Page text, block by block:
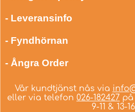
- Leveransinfo
- Fyndhörnan
- Ångra Order
Vår kundtjänst nås via
eller via telefon 026-182427
9-11 & 13-